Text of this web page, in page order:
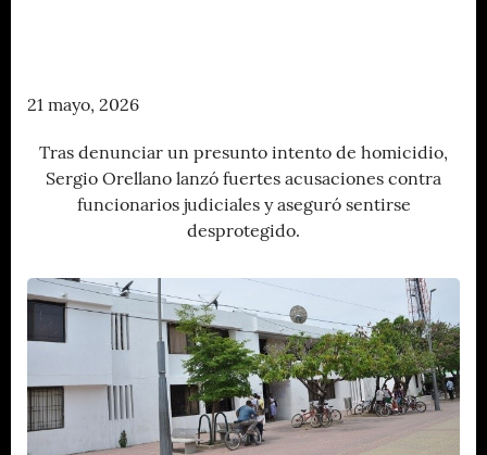
21 mayo, 2026
Tras denunciar un presunto intento de homicidio,
Sergio Orellano lanzó fuertes acusaciones contra
funcionarios judiciales y aseguró sentirse
desprotegido.